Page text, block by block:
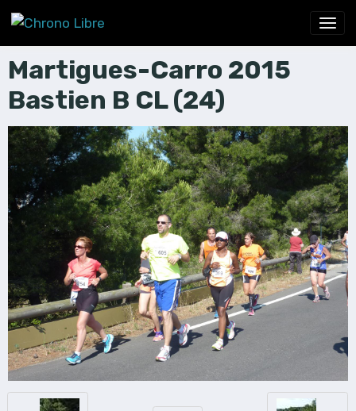
Martigues-Carro 2015
Bastien B CL (24)